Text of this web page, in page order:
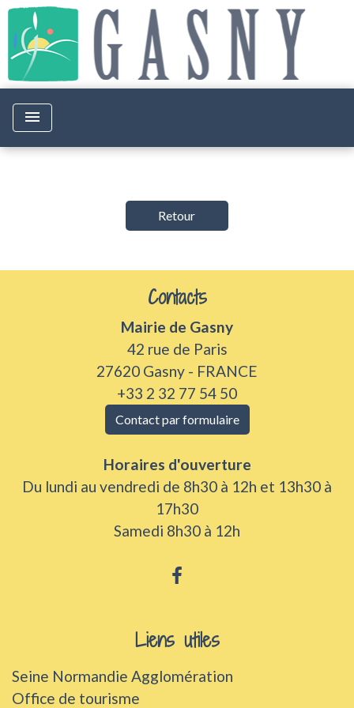
menu
Retour
Contacts
Mairie de Gasny
42 rue de Paris
27620 Gasny - FRANCE
+33 2 32 77 54 50
Contact par formulaire
Horaires d'ouverture
Du lundi au vendredi de 8h30 à 12h et 13h30 à
17h30
Samedi 8h30 à 12h
Liens utiles
Seine Normandie Agglomération
Office de tourisme